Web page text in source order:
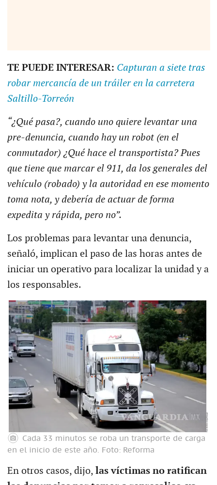
TE PUEDE INTERESAR: Capturan a siete tras
robar mercancía de un tráiler en la carretera
Saltillo-Torreón
“¿Qué pasa?, cuando uno quiere levantar una
pre-denuncia, cuando hay un robot (en el
conmutador) ¿Qué hace el transportista? Pues
que tiene que marcar el 911, da los generales del
vehículo (robado) y la autoridad en ese momento
toma nota, y debería de actuar de forma
expedita y rápida, pero no”.
Los problemas para levantar una denuncia,
señaló, implican el paso de las horas antes de
iniciar un operativo para localizar la unidad y a
los responsables.
Cada 33 minutos se roba un transporte de carga
en el inicio de este año. Foto: Reforma
En otros casos, dijo, las víctimas no ratifican